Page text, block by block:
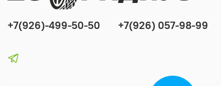
+7(926)-499-50-50 +7(926) 057-98-99